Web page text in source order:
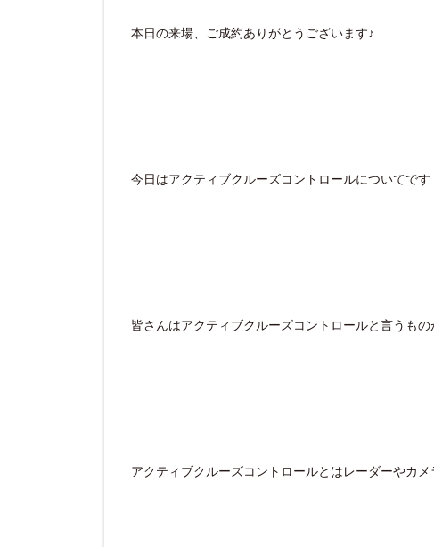
本日の来場、ご成約ありがとうございます♪
今日はアクティブクルーズコントロールについてです
皆さんはアクティブクルーズコントロールと言うも
アクティブクルーズコントロールとはレーダーやカ